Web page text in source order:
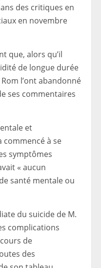
des critiques en
en novembre
que, alors qu’il
de longue durée
l’ont abandonné
ses commentaires
et
commencé à se
symptômes
« aucun
santé mentale ou
du suicide de M.
complications
de
des